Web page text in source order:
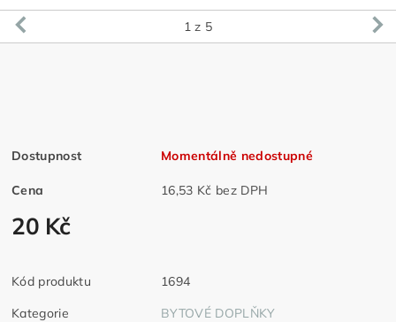
1 z 5
Dostupnost Momentálně nedostupné
Cena 16,53 Kč bez DPH
20 Kč
Kód produktu
1694
Kategorie
BYTOVÉ DOPLŇKY